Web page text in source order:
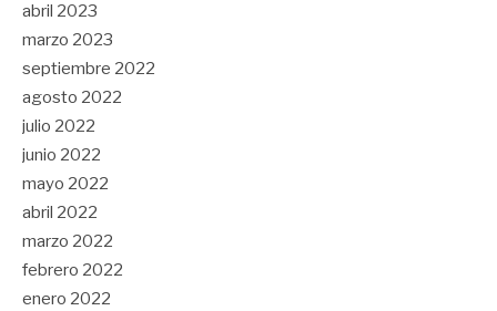
abril 2023
marzo 2023
septiembre 2022
agosto 2022
julio 2022
junio 2022
mayo 2022
abril 2022
marzo 2022
febrero 2022
enero 2022